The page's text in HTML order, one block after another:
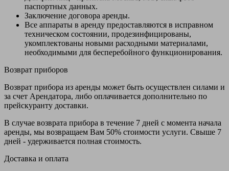
паспортных данных.
Заключение договора аренды.
Все аппараты в аренду предоставляются в исправном
техническом состоянии, продезинфицированы,
укомплектованы новыми расходными материалами,
необходимыми для бесперебойного функционирования.
Возврат приборов
Возврат прибора из аренды может быть осуществлен силами и
за счет Арендатора, либо оплачивается дополнительно по
прейскуранту доставки.
В случае возврата прибора в течение 7 дней с момента начала
аренды, мы возвращаем Вам 50% стоимости услуги. Свыше 7
дней - удерживается полная стоимость.
Доставка и оплата